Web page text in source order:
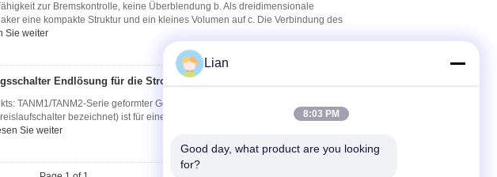
zur Bremskontrolle, keine Überblendung b. Als dreidimensionale
eine kompakte Struktur und ein kleines Volumen auf c. Die Verbindung des
Sie weiter
Endlösung für die Stromverteilung Kontakt
TANM1/TANM2-Serie geformter Gehäuse-Schaltkreislaufschalter
bezeichnet) ist für einen Stromkreis mit Wechselstrom 50 Hz (oder
Sie weiter
Lian
8:03 PM
Good day, what product are you looking
for?